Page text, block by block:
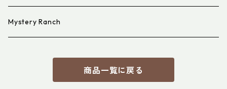
Mystery Ranch
商品一覧に戻る